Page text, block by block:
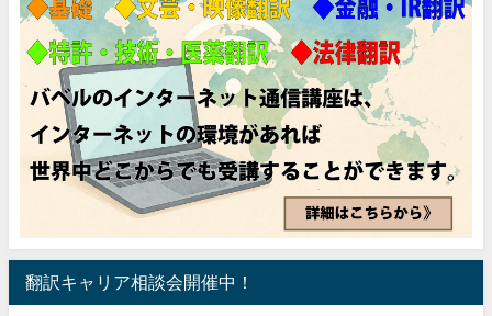
翻訳キャリア相談会開催中！